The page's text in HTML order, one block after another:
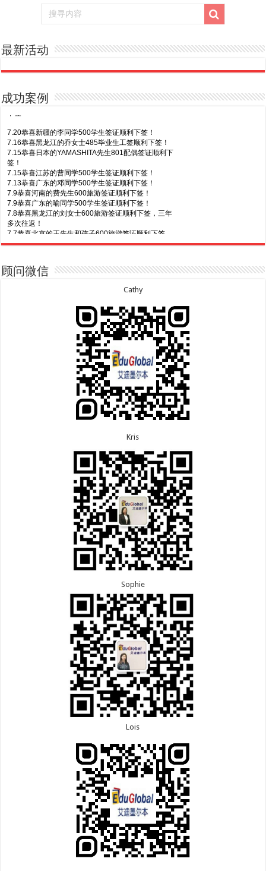
最新活动
成功案例
7.29恭喜日本的Motegi女士485工作签证顺利下签！
7.28恭喜山东的李先生189技术移民签证顺利下签！
7.24恭喜辽宁的蔡同学500学生签证顺利下签！
7.22恭喜安徽的吴先生190技术移民签证顺利下签！
7.22恭喜尼泊尔的Shrestha先生491州担保签证顺利
7.16恭喜黑龙江的乔女士485毕业生工签顺利下签！
7.15恭喜日本的YAMASHITA先生801配偶签证顺利下
签！
7.15恭喜江苏的曹同学500学生签证顺利下签！
7.13恭喜广东的邓同学500学生签证顺利下签！
7.9恭喜河南的费先生600旅游签证顺利下签！
7.9恭喜广东的喻同学500学生签证顺利下签！
7.8恭喜黑龙江的刘女士600旅游签证顺利下签，三年
多次往返！
7.7恭喜北京的王先生和孩子600旅游签证顺利下签，
三年多次往返！
7.1恭喜辽宁的穆先生600旅游签证顺利下签，一年多
次往返！
6.30恭喜马来西亚的YAP先生夫妇482签证顺利下
6.30恭喜新疆的赵女士155居住返回签证顺利下签！
6.30恭喜江苏的万女士夫妇870签证顺利下签！
6.24恭喜河北的张同学500学生签证顺利下签！
6.24恭喜山东的胡女士600旅游签证顺利下签，三年
顾问微信
Cathy
Kris
Sophie
Lois